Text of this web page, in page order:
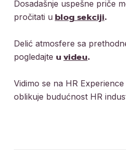
Dosadašnje uspešne priče
pročitati u blog sekciji.
Delić atmosfere sa
pogledajte u videu.
Vidimo se na HR
oblikuje budućnost HR